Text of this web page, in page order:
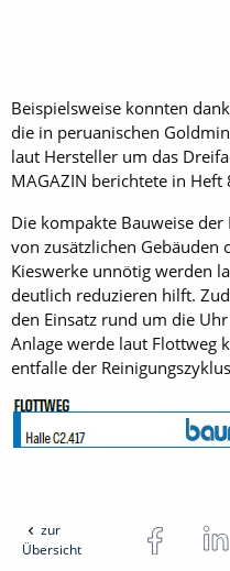
Beispielsweise konnten
die in peruanischen
laut Hersteller um das
MAGAZIN berichtete in Heft
Die kompakte Bauweise
von zusätzlichen
Kieswerke unnötig werden
deutlich reduzieren hilft.
den Einsatz rund um die
Anlage werde laut Flottweg
entfalle der
zur
Übersicht